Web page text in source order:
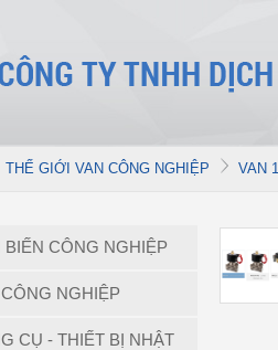
THẾ GIỚI VAN CÔNG NGHIỆP VAN
CÔNG NGHIỆP
NGHIỆP
CỤ - THIẾT BỊ NHẬT